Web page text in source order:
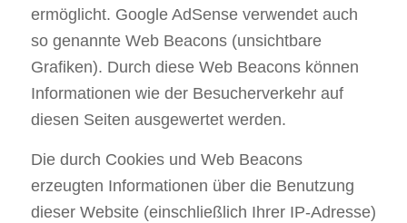
ermöglicht. Google AdSense verwendet auch
so genannte Web Beacons (unsichtbare
Grafiken). Durch diese Web Beacons können
Informationen wie der Besucherverkehr auf
diesen Seiten ausgewertet werden.
Die durch Cookies und Web Beacons
erzeugten Informationen über die Benutzung
dieser Website (einschließlich Ihrer IP-Adresse)